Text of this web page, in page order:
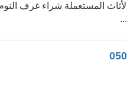
المستعملة شراء غرف